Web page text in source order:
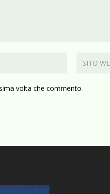
volta che commento.